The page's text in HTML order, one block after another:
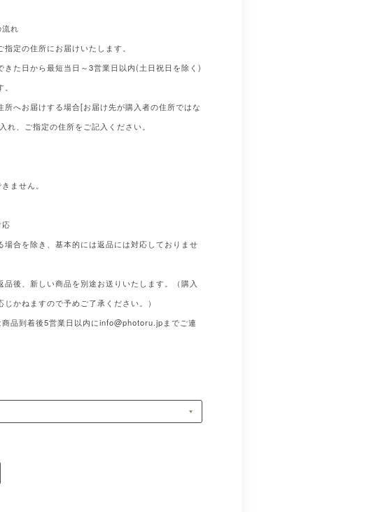
れ
指定の住所にお届けいたします。
きた日から最短当日～3営業日以内(土日祝日を除く)
所へお届けする場合[お届け先が購入者の住所ではな
れ、ご指定の住所をご記入ください。
ません。
場合を除き、基本的には返品には対応しておりませ
品後、新しい商品を別途お送りいたします。（購入
じかねますので予めご了承ください。）
品到着後5営業日以内にinfo@photoru.jpまでご連